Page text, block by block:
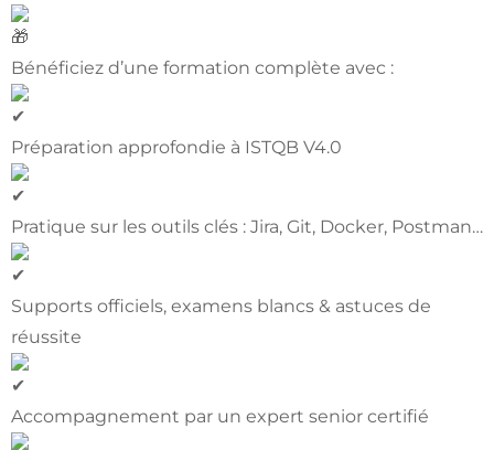
Bénéficiez d’une formation complète avec :
Préparation approfondie à ISTQB V4.0
Pratique sur les outils clés : Jira, Git, Docker, Postman…
Supports officiels, examens blancs & astuces de
réussite
Accompagnement par un expert senior certifié